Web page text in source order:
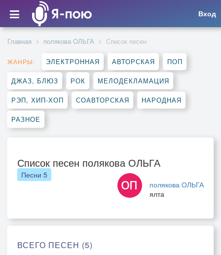
Вход
Главная полякова ОЛЬГА Список песен
ЖАНРЫ: ЭЛЕКТРОННАЯ АВТОРСКАЯ ПОП
ДЖАЗ, БЛЮЗ РОК МЕЛОДЕКЛАМАЦИЯ
РЭП, ХИП-ХОП СОАВТОРСКАЯ НАРОДНАЯ
РАЗНОЕ
Список песен полякова ОЛЬГА
полякова ОЛЬГА
ялта
Песни 5
ВСЕГО ПЕСЕН (5)